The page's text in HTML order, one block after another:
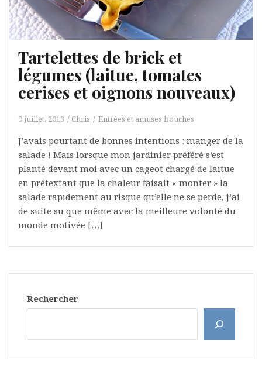
Tartelettes de brick et
légumes (laitue, tomates
cerises et oignons nouveaux)
9 juillet, 2013 Chris Entrées et amuses bouches
J’avais pourtant de bonnes intentions : manger de la
salade ! Mais lorsque mon jardinier préféré s’est
planté devant moi avec un cageot chargé de laitue
en prétextant que la chaleur faisait « monter » la
salade rapidement au risque qu’elle ne se perde, j’ai
de suite su que même avec la meilleure volonté du
monde motivée […]
Rechercher